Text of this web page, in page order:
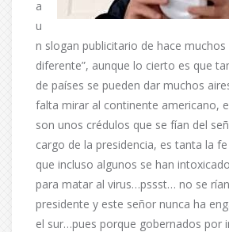
a
u
n slogan publicitario de hace muchos
diferente”, aunque lo cierto es que
de países se pueden dar muchos
falta mirar al continente americano,
son unos crédulos que se fían del
cargo de la presidencia, es tanta la
que incluso algunos se han
para matar al virus…pssst… no se
presidente y este señor nunca ha
el sur…pues porque gobernados por